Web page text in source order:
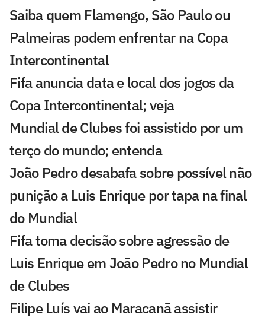
Saiba quem Flamengo, São Paulo ou
Palmeiras podem enfrentar na Copa
Intercontinental
Fifa anuncia data e local dos jogos da
Copa Intercontinental; veja
Mundial de Clubes foi assistido por um
terço do mundo; entenda
João Pedro desabafa sobre possível não
punição a Luis Enrique por tapa na final
do Mundial
Fifa toma decisão sobre agressão de
Luis Enrique em João Pedro no Mundial
de Clubes
Filipe Luís vai ao Maracanã assistir